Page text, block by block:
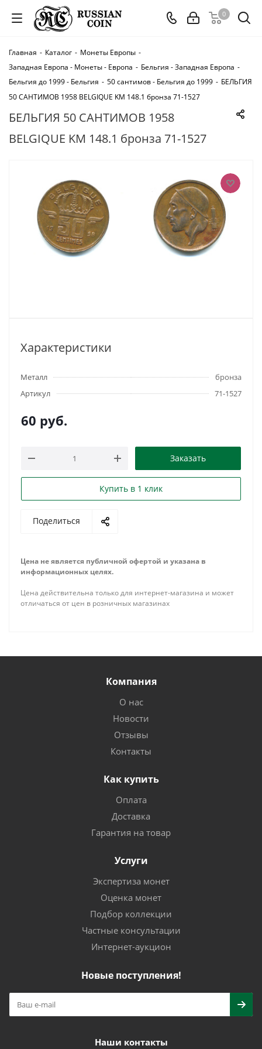
0
Главная - Каталог - Монеты Европы -
Западная Европа - Монеты - Европа - Бельгия - Западная Европа -
Бельгия до 1999 - Бельгия - 50 сантимов - Бельгия до 1999 - БЕЛЬГИЯ
50 САНТИМОВ 1958 BELGIQUE KM 148.1 бронза 71-1527
БЕЛЬГИЯ 50 САНТИМОВ 1958
BELGIQUE KM 148.1 бронза 71-1527
Характеристики
Металл
бронза
Артикул
71-1527
60 руб.
Заказать
Купить в 1 клик
Поделиться
Цена не является публичной офертой и указана в
информационных целях.
Цена действительна только для интернет-магазина и может
отличаться от цен в розничных магазинах
Компания
О нас
Новости
Отзывы
Контакты
Как купить
Оплата
Доставка
Гарантия на товар
Услуги
Экспертиза монет
Оценка монет
Подбор коллекции
Частные консультации
Интернет-аукцион
Новые поступления!
Наши контакты